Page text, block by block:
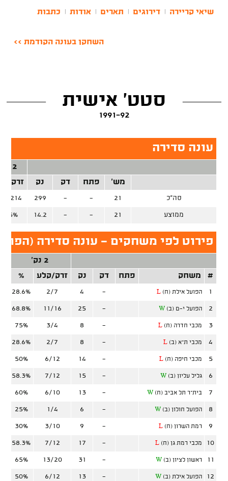
שיאי קריירה דירוגים תארים אודות כתבות
השחקן בעונה הקודמת >>
סטט' אישית
1991-92
עונה סדירה
2 נק'
מש'
פתח דק נק זרק/
סה"כ 21
-
-
299
214
ממוצע 21
-
-
14.2
פירוט לפי משחקים - עונה סדירה
2 נק'
#
משחק פתח דק נק זרק/קלע %
1 הפועל אילת (ח) L
-
4
2/7
28.6%
2 הפועל י-ם (ב) W
-
25
11/16
68.8%
3 מכבי חדרה (ח) L
-
8
3/4
75%
4 מכבי ת"א (ב) L
-
8
2/7
28.6%
5 מכבי חיפה (ח) L
-
14
6/12
50%
6 גליל עליון (ב) W
-
15
7/12
58.3%
7 בית"ר תל אביב (ח) W
-
13
6/10
60%
8 הפועל חולון (ב) W
-
6
1/4
25%
9 רמת השרון (ח) L
-
9
3/10
30%
10 מכבי רמת גן (ח) L
-
17
7/12
58.3%
11 ראשון לציון (ב) W
-
31
13/20
65%
12 הפועל אילת (ב) W
-
13
6/12
50%